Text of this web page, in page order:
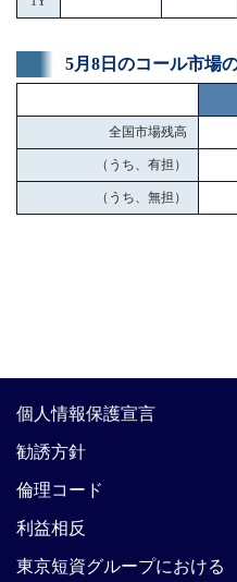
5月8日のコール市場
全国市場残高
（うち、有担）
（うち、無担）
個人情報保護宣言
勧誘方針
倫理コード
利益相反
東京短資グループにおける